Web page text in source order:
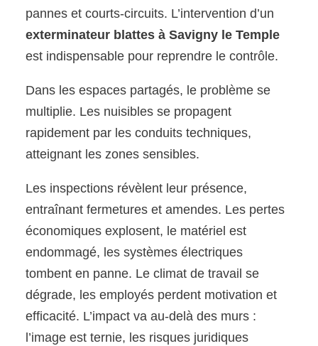
pannes et courts-circuits. L’intervention d’un
exterminateur blattes à Savigny le Temple
est indispensable pour reprendre le contrôle.
Dans les espaces partagés, le problème se
multiplie. Les nuisibles se propagent
rapidement par les conduits techniques,
atteignant les zones sensibles.
Les inspections révèlent leur présence,
entraînant fermetures et amendes. Les pertes
économiques explosent, le matériel est
endommagé, les systèmes électriques
tombent en panne. Le climat de travail se
dégrade, les employés perdent motivation et
efficacité. L’impact va au-delà des murs :
l’image est ternie, les risques juridiques